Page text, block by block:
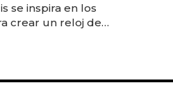
se inspira en los
crear un reloj de